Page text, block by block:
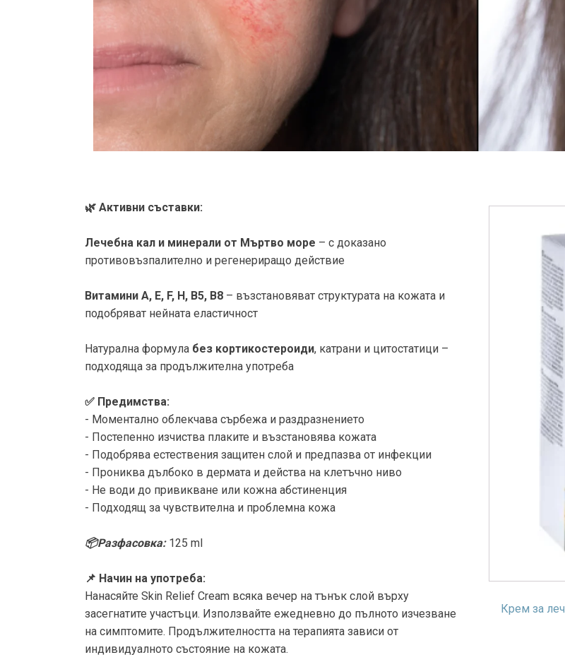
🌿 Активни съставки:
Лечебна кал и минерали от Мъртво море – с доказано
противовъзпалително и регенериращо действие
Витамини A, E, F, H, B5, B8 – възстановяват структурата на кожата и
подобряват нейната еластичност
Натурална формула без кортикостероиди, катрани и цитостатици –
подходяща за продължителна употреба
✅ Предимства:
- Моментално облекчава сърбежа и раздразнението
- Постепенно изчиства плаките и възстановява кожата
- Подобрява естествения защитен слой и предпазва от инфекции
- Прониква дълбоко в дермата и действа на клетъчно ниво
- Не води до привикване или кожна абстиненция
- Подходящ за чувствителна и проблемна кожа
📦Разфасовка: 125 ml
📌 Начин на употреба:
Нанасяйте Skin Relief Cream всяка вечер на тънък слой върху
засегнатите участъци. Използвайте ежедневно до пълното изчезване
на симптомите. Продължителността на терапията зависи от
индивидуалното състояние на кожата.
Крем за